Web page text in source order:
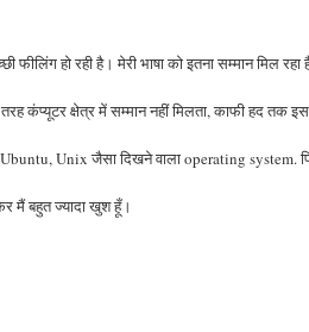
फीलिंग हो रही है। मेरी भाषा को इतना सम्मान मिल रहा
कंप्यूटर क्षेत्र में सम्मान नहीं मिलता, काफी हद तक
Ubuntu, Unix जैसा दिखने वाला operating
मैं बहुत ज्यादा खुश हूँ।